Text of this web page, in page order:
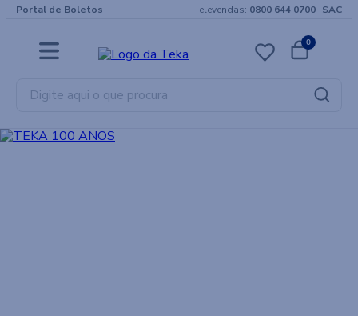
Portal de Boletos Televendas: 0800 644 0700 SAC
0